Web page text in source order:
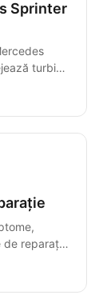
Sprinter
turbina
de reparație